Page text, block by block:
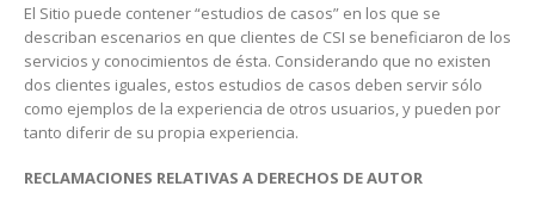
El Sitio puede contener “estudios de casos” en los que se
describan escenarios en que clientes de CSI se beneficiaron de los
servicios y conocimientos de ésta. Considerando que no existen
dos clientes iguales, estos estudios de casos deben servir sólo
como ejemplos de la experiencia de otros usuarios, y pueden por
tanto diferir de su propia experiencia.
RECLAMACIONES RELATIVAS A DERECHOS DE AUTOR